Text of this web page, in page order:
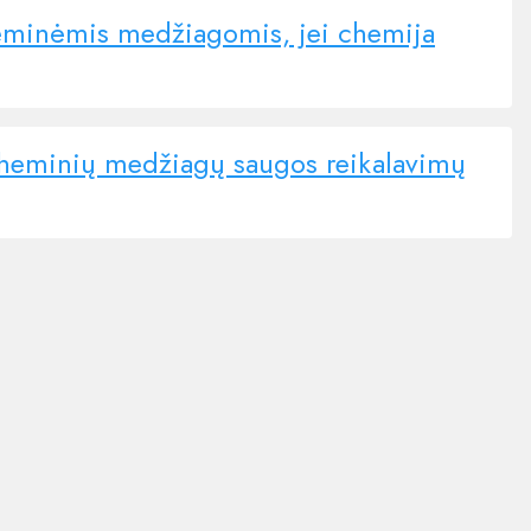
medžiagomis, jei chemija
medžiagų saugos reikalavimų